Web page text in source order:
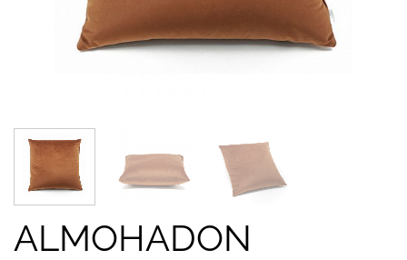
ALMOHADON